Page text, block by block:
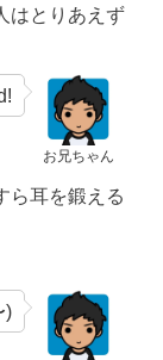
はとりあえず
お兄ちゃん
ら耳を鍛える
)